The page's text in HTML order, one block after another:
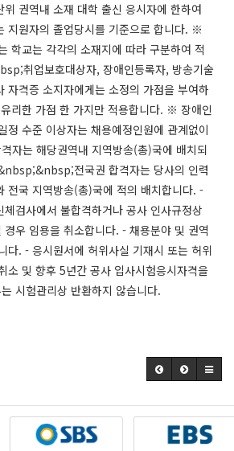
권역내 소재 대학 출신 응시자에 한하여
지원자의 졸업당시를 기준으로 합니다. ※
학교는 각각의 소재지에 따라 구분하여 적
취업보호대상자, 장애인등록자, 방송기술
자격증 소지자에게는 소정의 가점을 부여하
리한 가점 한 가지만 적용합니다. ※ 장애인
정 수준 이상자는 채용예정인원에 관계없이
자는 해당권역내 지역방송(총)국에 배치되
전국권 합격자는 당사의 인력
전국 지역방송(총)국에 적의 배치합니다. -
검사에서 불합격하거나 공사 인사규정상
우 임용을 취소합니다. - 채용분야 및 권역
다. - 응시원서에 허위사실 기재시 또는 허위
소 및 향후 5년간 공사 입사시험응시자격을
시험관리상 반환하지 않습니다.